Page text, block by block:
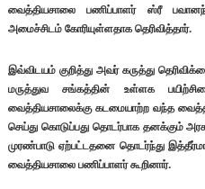
வைத்தியசாலை பணிப்பாளர் ஸ்ரீ
அமைச்சிடம் கோரியுள்ளதாக தெரிவித்தார்.
இவ்விடயம் குறித்து அவர் கருத்து
மருத்துவ சங்கத்தின் உள்ளக
வைத்தியசாலைக்கு கடமையாற்ற வந்த
செய்து கொடுப்பது தொடர்பாக தனக்கும்
முரண்பாடு ஏற்பட்டதனை தொடர்ந்து
வைத்தியசாலை பணிப்பாளர் கூறினார்.